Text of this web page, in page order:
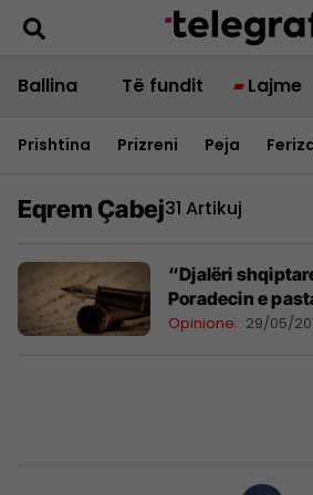
Ballina Të fundit Lajme
Prishtina Prizreni Peja
Eqrem Çabej31 Artikuj
“Djalëri
Poradecin e
Opinione 29/05/